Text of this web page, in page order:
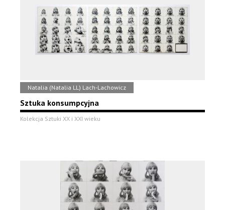
Natalia (Natalia LL) Lach-Lachowicz
Sztuka konsumpcyjna
Kolekcja Sztuki XX i XXI wieku